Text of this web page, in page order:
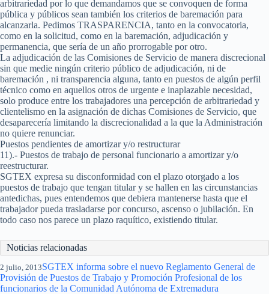
arbitrariedad por lo que demandamos que se convoquen de forma
pública y públicos sean también los criterios de baremación para
alcanzarla. Pedimos TRASPARENCIA, tanto en la convocatoria,
como en la solicitud, como en la baremación, adjudicación y
permanencia, que sería de un año prorrogable por otro.
La adjudicación de las Comisiones de Servicio de manera discrecional
sin que medie ningún criterio público de adjudicación, ni de
baremación , ni transparencia alguna, tanto en puestos de algún perfil
técnico como en aquellos otros de urgente e inaplazable necesidad,
solo produce entre los trabajadores una percepción de arbitrariedad y
clientelismo en la asignación de dichas Comisiones de Servicio, que
desaparecería limitando la discrecionalidad a la que la Administración
no quiere renunciar.
Puestos pendientes de amortizar y/o restructurar
11).- Puestos de trabajo de personal funcionario a amortizar y/o
reestructurar.
SGTEX expresa su disconformidad con el plazo otorgado a los
puestos de trabajo que tengan titular y se hallen en las circunstancias
antedichas, pues entendemos que debiera mantenerse hasta que el
trabajador pueda trasladarse por concurso, ascenso o jubilación. En
todo caso nos parece un plazo raquítico, existiendo titular.
Noticias relacionadas
2 julio, 2013SGTEX informa sobre el nuevo Reglamento General de
Provisión de Puestos de Trabajo y Promoción Profesional de los
funcionarios de la Comunidad Autónoma de Extremadura